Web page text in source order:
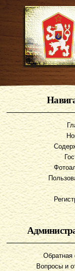
Обратная
Вопросы и